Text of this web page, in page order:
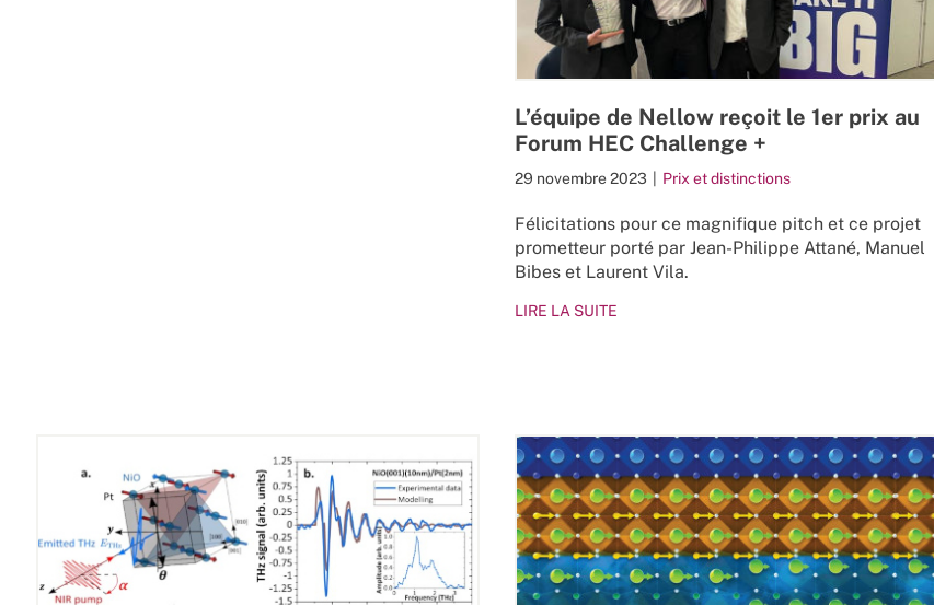
L’équipe de Nellow reçoit le 1er prix au
Forum HEC Challenge +
29 novembre 2023 Prix et distinctions
Félicitations pour ce magnifique pitch et ce projet
prometteur porté par Jean-Philippe Attané, Manuel
Bibes et Laurent Vila.
LIRE LA SUITE